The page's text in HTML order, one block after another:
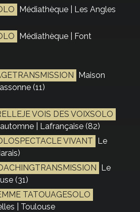
Médiathèque | Les Angles
Médiathèque | Font
Maison
(11)
VOIS DES VOIXSOLO
| Lafrançaise (82)
VIVANT Le
Le
(31)
TATOUAGESOLO
| Toulouse